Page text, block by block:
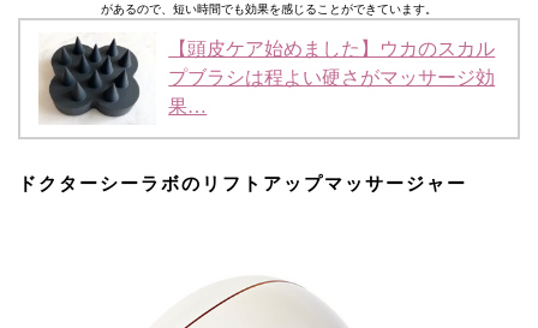
があるので、短い時間でも効果を感じることができています。
【頭皮ケア始めました】ウカのスカル
プブラシは程よい硬さがマッサージ効
果…
ドクターシーラボのリフトアップマッサージャー